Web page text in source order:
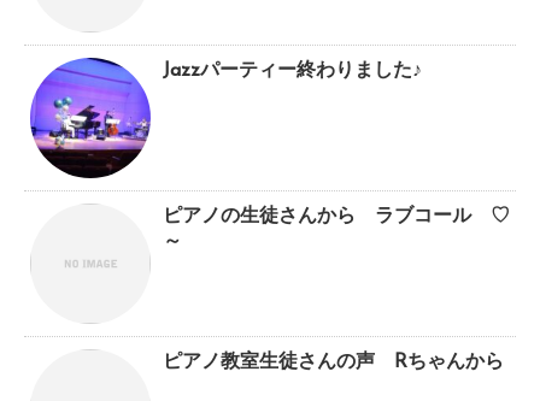
Jazzパーティー終わりました♪
ピアノの生徒さんから ラブコール ♡
～
ピアノ教室生徒さんの声 Rちゃんから